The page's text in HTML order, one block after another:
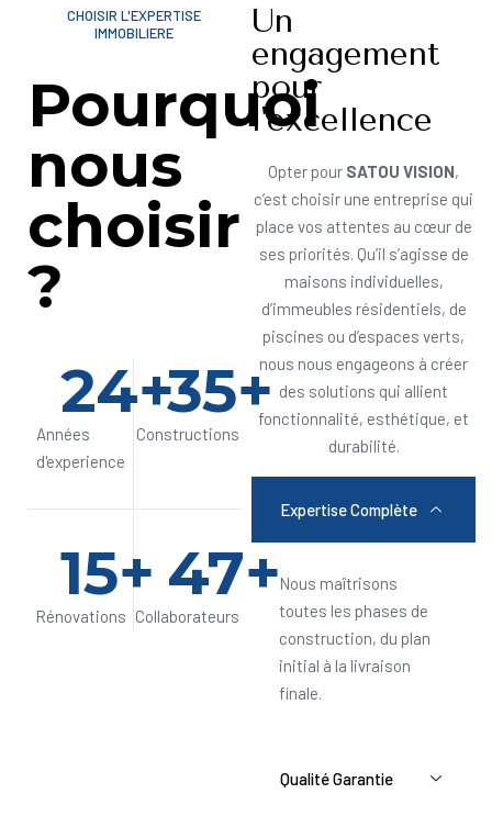
CHOISIR L'EXPERTISE
IMMOBILIERE
Pourquoi
nous
choisir
?
Années
d'experience
24+
Constructions
35+
Rénovations
15+
Collaborateurs
47+
Un
engagement
pour
l'excellence
Opter pour SATOU VISION,
c’est choisir une entreprise qui
place vos attentes au cœur de
ses priorités. Qu’il s’agisse de
maisons individuelles,
d’immeubles résidentiels, de
piscines ou d’espaces verts,
nous nous engageons à créer
des solutions qui allient
fonctionnalité, esthétique, et
durabilité.
Expertise Complète
Nous maîtrisons
toutes les phases de
construction, du plan
initial à la livraison
finale.
Qualité Garantie